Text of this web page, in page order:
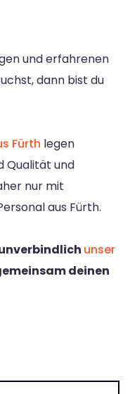
und erfahrenen
dann bist du
Fürth legen
Qualität und
nur mit
aus Fürth.
unser
deinen